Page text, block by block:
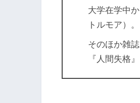
大学在学中
トルモア）。
そのほか雑
『人間失格